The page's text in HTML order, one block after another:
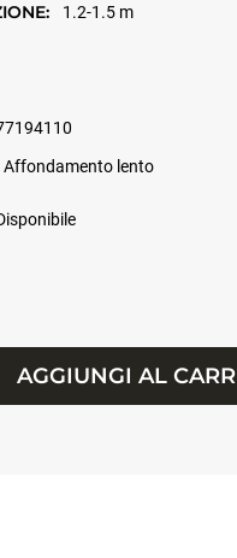
1.2-1.5 m
Affondamento lento
AGGIUNGI AL